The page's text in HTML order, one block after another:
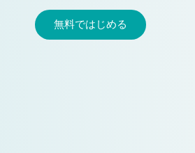
無料ではじめる